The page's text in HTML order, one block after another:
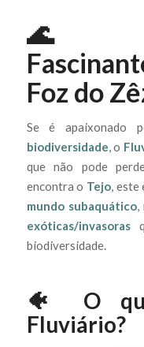
🌊
Foz do
Se é apaixonado
biodiversidade, o
que não pode
encontra o Tejo, este
mundo subaquático,
exóticas/invasoras
biodiversidade.
🐠 O
Fluviário?